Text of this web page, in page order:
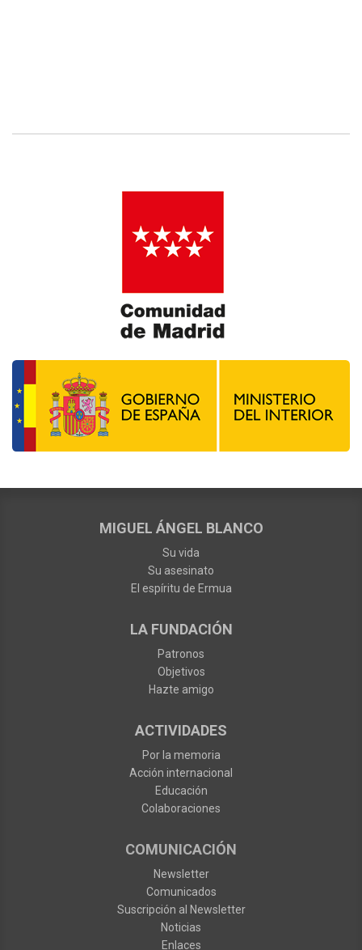
MIGUEL ÁNGEL BLANCO
Su vida
Su asesinato
El espíritu de Ermua
LA FUNDACIÓN
Patronos
Objetivos
Hazte amigo
ACTIVIDADES
Por la memoria
Acción internacional
Educación
Colaboraciones
COMUNICACIÓN
Newsletter
Comunicados
Suscripción al Newsletter
Noticias
Enlaces